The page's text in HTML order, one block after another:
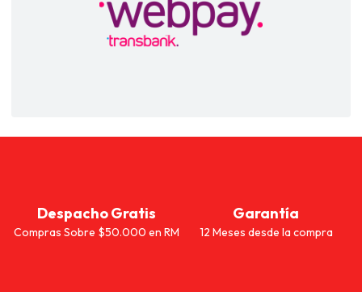
Despacho Gratis
Compras Sobre $50.000 en RM
Garantía
12 Meses desde la compra